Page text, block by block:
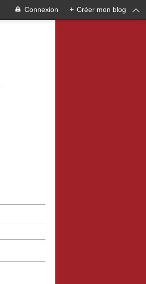
Connexion + Créer mon blog